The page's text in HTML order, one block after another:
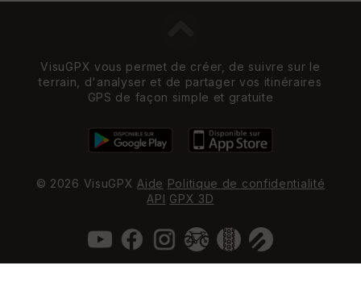
VisuGPX vous permet de créer, de suivre sur le
terrain, d'analyser et de partager vos itinéraires
GPS de façon simple et gratuite
© 2026 VisuGPX Aide Politique de confidentialité
API GPX 3D